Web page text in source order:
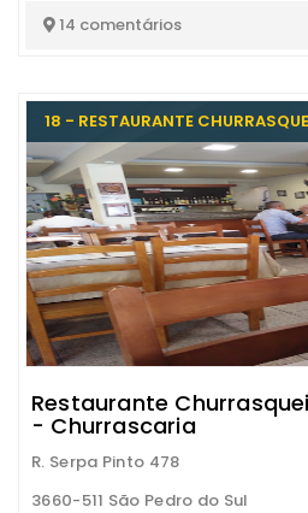
14 comentários
18 - RESTAURANTE
Restaurante
- Churrascaria
R. Serpa Pinto 478
3660-511 São Pedro do Sul